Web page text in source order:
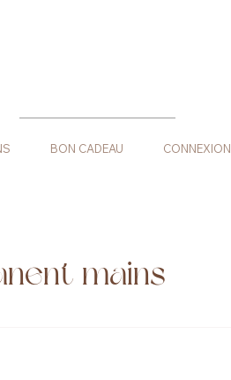
BON CADEAU CONNEXION
mains